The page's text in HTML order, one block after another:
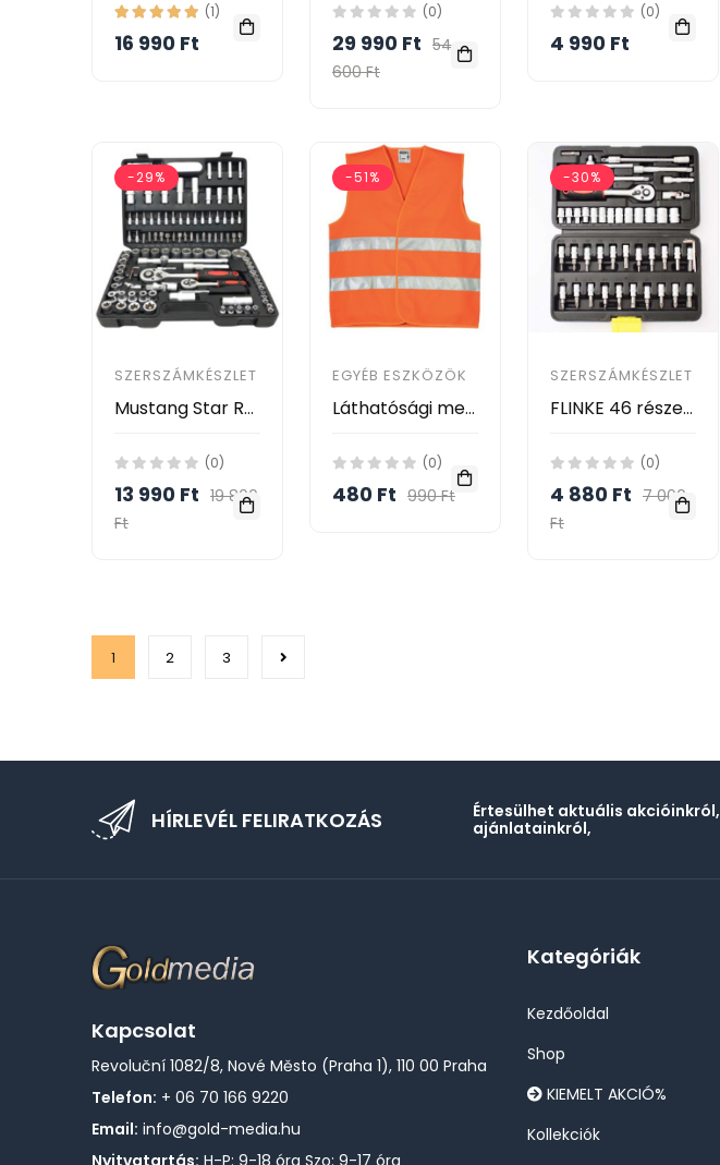
(1)
16 990 Ft
(0)
29 990 Ft 54
600 Ft
(0)
4 990 Ft
-29%
SZERSZÁMKÉSZLET
Mustang Star Racsnis dugókulcs készlet 108 darabos
(0)
13 990 Ft 19 800
Ft
-51%
EGYÉB ESZKÖZÖK
Láthatósági mellény ORANGE
(0)
480 Ft 990 Ft
-30%
SZERSZÁMKÉSZLET
FLINKE 46 részes dugókulcs készlet FK-46
(0)
4 880 Ft 7 000
Ft
1 2 3
HÍRLEVÉL FELIRATKOZÁS
Értesülhet aktuális akcióinkról,
ajánlatainkról,
Kapcsolat
Revoluční 1082/8, Nové Město (Praha 1), 110 00 Praha
Telefon: + 06 70 166 9220
Email: info@gold-media.hu
Kategóriák
Kezdőoldal
Shop
KIEMELT AKCIÓ%
Kollekciók